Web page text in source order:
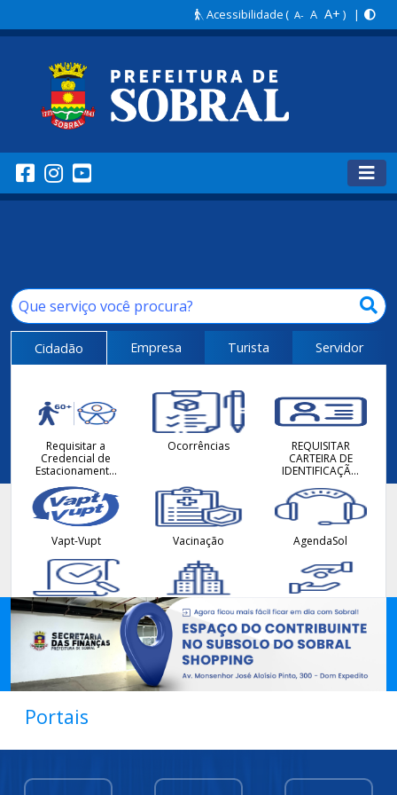
Acessibilidade( A- A A+ ) |
Cidadão Empresa Turista Servidor
Requisitar a
Credencial de
Estacionamento
para a Pessoa
Idosa ou
Deficiente
Ocorrências
REQUISITAR
CARTEIRA DE
IDENTIFICAÇÃO
TRANSTORNO DO
ESPECTRO
AUTISTA (CIPTEA)
Vapt-Vupt
Vacinação AgendaSol
Consulta de
Processo
Portal do
Contribuinte
Cadastro Auxílio
Abertura de
Protocolo
IPTU Imóveis
ITBI (Solicitar e
Benefícios Fiscais
Portais